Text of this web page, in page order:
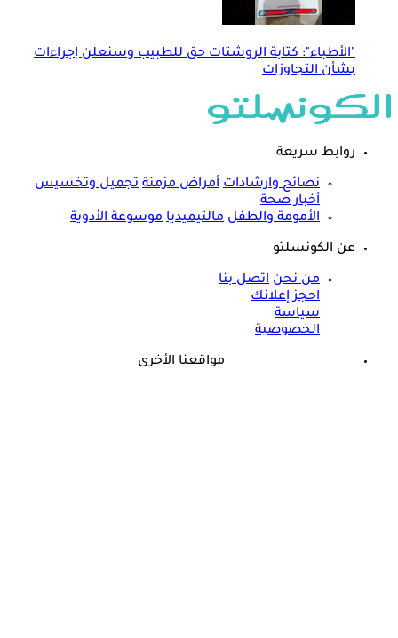
"الأطباء": كتابة الروشتات حق للطبيب وسنعلن إجراءات
بشأن التجاوزات
روابط سريعة
نصائح وارشادات أمراض مزمنة تجميل وتخسيس
أخبار صحة
الأمومة والطفل مالتيميديا موسوعة الأدوية
عن الكونسلتو
من نحن اتصل بنا
احجز إعلانك
سياسة
الخصوصية
مواقعنا الأخرى